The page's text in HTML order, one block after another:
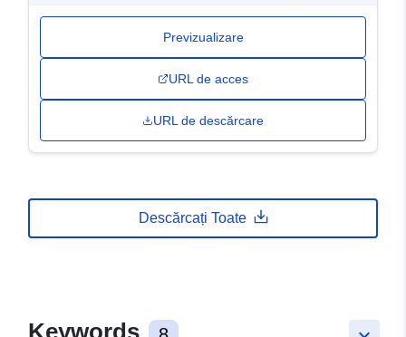
Previzualizare
URL de acces
URL de descărcare
Descărcați Toate